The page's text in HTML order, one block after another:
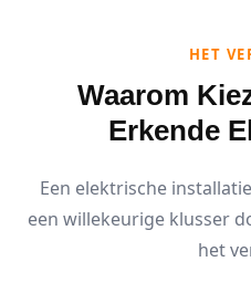
HET
Waarom
Erkende
Een elektrische
een willekeurige klusser
het